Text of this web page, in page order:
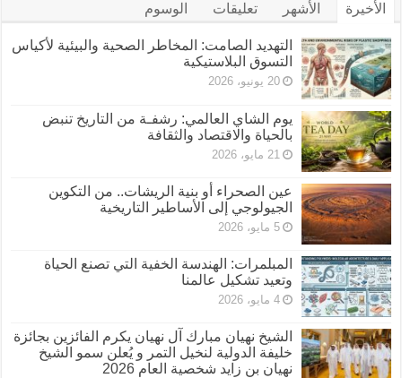
الأخيرة الأشهر تعليقات الوسوم
التهديد الصامت: المخاطر الصحية والبيئية لأكياس
التسوق البلاستيكية
20 يونيو، 2026
يوم الشاي العالمي: رشفـة من التاريخ تنبض
بالحياة والاقتصاد والثقافة
21 مايو، 2026
عين الصحراء أو بنية الريشات.. من التكوين
الجيولوجي إلى الأساطير التاريخية
5 مايو، 2026
المبلمرات: الهندسة الخفية التي تصنع الحياة
وتعيد تشكيل عالمنا
4 مايو، 2026
الشيخ نهيان مبارك آل نهيان يكرم الفائزين بجائزة
خليفة الدولية لنخيل التمر و يُعلن سمو الشيخ
نهيان بن زايد شخصية العام 2026